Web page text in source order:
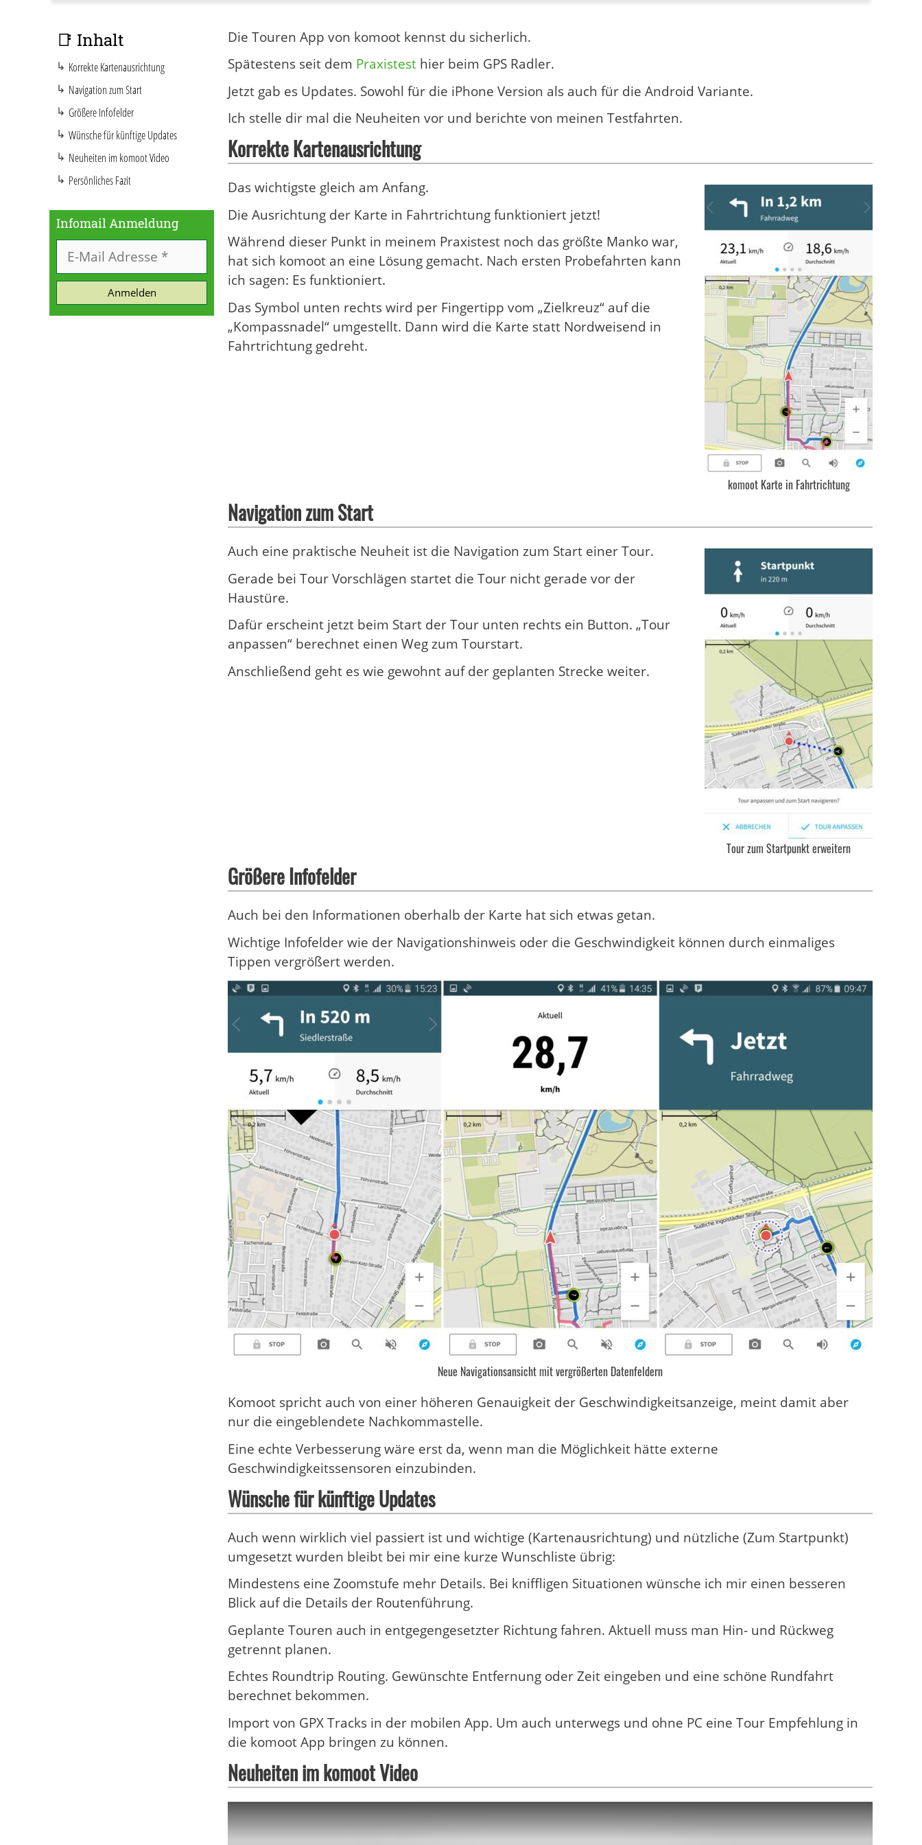
Die Touren App von komoot kennst du sicherlich.
Spätestens seit dem Praxistest hier beim GPS Radler.
Jetzt gab es Updates. Sowohl für die iPhone Version als auch für die Android Variante.
Ich stelle dir mal die Neuheiten vor und berichte von meinen Testfahrten.
Korrekte Kartenausrichtung
komoot Karte in Fahrtrichtung
Das wichtigste gleich am Anfang.
Die Ausrichtung der Karte in Fahrtrichtung funktioniert jetzt!
Während dieser Punkt in meinem Praxistest noch das größte Manko war,
hat sich komoot an eine Lösung gemacht. Nach ersten Probefahrten kann
ich sagen: Es funktioniert.
Das Symbol unten rechts wird per Fingertipp vom „Zielkreuz“ auf die
„Kompassnadel“ umgestellt. Dann wird die Karte statt Nordweisend in
Fahrtrichtung gedreht.
Navigation zum Start
Tour zum Startpunkt erweitern
Auch eine praktische Neuheit ist die Navigation zum Start einer Tour.
Gerade bei Tour Vorschlägen startet die Tour nicht gerade vor der
Haustüre.
Dafür erscheint jetzt beim Start der Tour unten rechts ein Button. „Tour
anpassen“ berechnet einen Weg zum Tourstart.
Anschließend geht es wie gewohnt auf der geplanten Strecke weiter.
Größere Infofelder
Auch bei den Informationen oberhalb der Karte hat sich etwas getan.
Wichtige Infofelder wie der Navigationshinweis oder die Geschwindigkeit können durch einmaliges
Tippen vergrößert werden.
Neue Navigationsansicht mit vergrößerten Datenfeldern
Komoot spricht auch von einer höheren Genauigkeit der Geschwindigkeitsanzeige, meint damit aber
nur die eingeblendete Nachkommastelle.
Eine echte Verbesserung wäre erst da, wenn man die Möglichkeit hätte externe
Geschwindigkeitssensoren einzubinden.
Wünsche für künftige Updates
Auch wenn wirklich viel passiert ist und wichtige (Kartenausrichtung) und nützliche (Zum Startpunkt)
umgesetzt wurden bleibt bei mir eine kurze Wunschliste übrig:
Mindestens eine Zoomstufe mehr Details. Bei kniffligen Situationen wünsche ich mir einen besseren
Blick auf die Details der Routenführung.
Geplante Touren auch in entgegengesetzter Richtung fahren. Aktuell muss man Hin- und Rückweg
getrennt planen.
Echtes Roundtrip Routing. Gewünschte Entfernung oder Zeit eingeben und eine schöne Rundfahrt
berechnet bekommen.
Import von GPX Tracks in der mobilen App. Um auch unterwegs und ohne PC eine Tour Empfehlung in
die komoot App bringen zu können.
Neuheiten im komoot Video
📑 Inhalt
Korrekte Kartenausrichtung
Navigation zum Start
Größere Infofelder
Wünsche für künftige Updates
Neuheiten im komoot Video
Persönliches Fazit
Infomail Anmeldung
Anmelden